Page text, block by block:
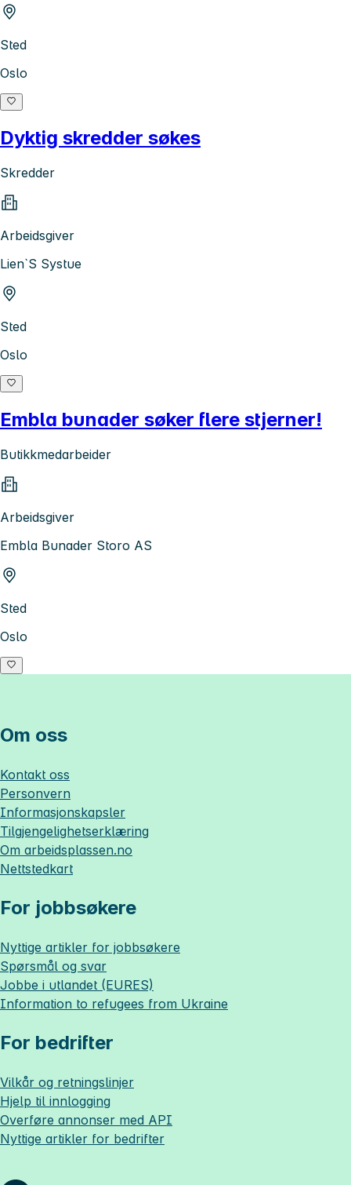
Sted
Oslo
Dyktig skredder søkes
Skredder
Arbeidsgiver
Lien`S Systue
Sted
Oslo
Embla bunader søker flere stjerner!
Butikkmedarbeider
Arbeidsgiver
Embla Bunader Storo AS
Sted
Oslo
Om oss
Kontakt oss
Personvern
Informasjonskapsler
Tilgjengelighetserklæring
Om arbeidsplassen.no
Nettstedkart
For jobbsøkere
Nyttige artikler for jobbsøkere
Spørsmål og svar
Jobbe i utlandet (EURES)
Information to refugees from Ukraine
For bedrifter
Vilkår og retningslinjer
Hjelp til innlogging
Overføre annonser med API
Nyttige artikler for bedrifter